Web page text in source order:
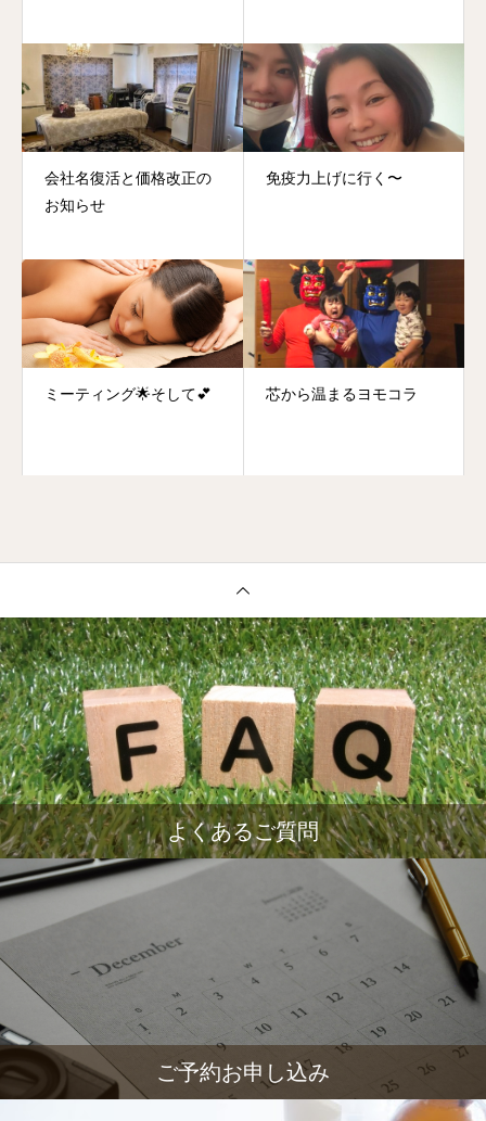
会社名復活と価格改正の
お知らせ
免疫力上げに行く〜
ミーティング🌟そして💕 芯から温まるヨモコラ
よくあるご質問
ご予約お申し込み